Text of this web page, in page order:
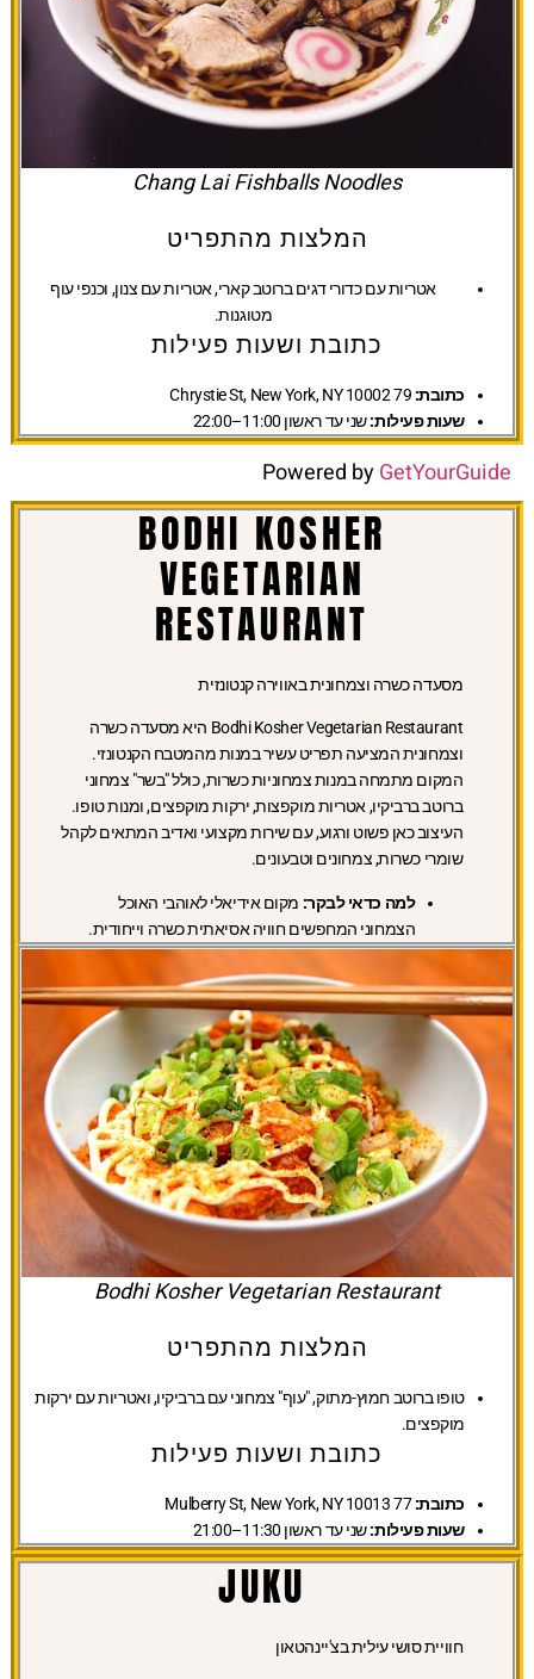
Chang Lai Fishballs Noodles
המלצות מהתפריט
אטריות עם כדורי דגים ברוטב קארי, אטריות עם צנון, וכנפי עוף
מטוגנות.
כתובת ושעות פעילות
כתובת:
שעות פעילות:שני עד ראשון 11:00–22:00
Powered byGetYourGuide
BODHI KOSHER
VEGETARIAN
RESTAURANT
מסעדה כשרה וצמחונית באווירה קנטונזית
Bodhi Kosher Vegetarian Restaurant היא מסעדה כשרה
וצמחונית המציעה תפריט עשיר במנות מהמטבח הקנטונזי.
המקום מתמחה במנות צמחוניות כשרות, כולל "בשר" צמחוני
ברוטב ברביקיו, אטריות מוקפצות, ירקות מוקפצים, ומנות טופו.
העיצוב כאן פשוט ורגוע, עם שירות מקצועי ואדיב המתאים לקהל
שומרי כשרות, צמחונים וטבעונים.
למה כדאי לבקר: מקום אידיאלי לאוהבי האוכל
הצמחוני המחפשים חוויה אסיאתית כשרה וייחודית.
Bodhi Kosher Vegetarian Restaurant
המלצות מהתפריט
טופו ברוטב חמוץ-מתוק, "עוף" צמחוני עם ברביקיו, ואטריות עם ירקות
מוקפצים.
כתובת ושעות פעילות
כתובת:77 Mulberry St, New York, NY 10013
שעות פעילות:שני עד ראשון 11:30–21:00
JUKU
חוויית סושי עילית בצ'יינהטאון